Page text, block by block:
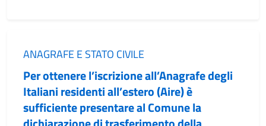
Categoria:
ANAGRAFE E STATO CIVILE
Per ottenere l’iscrizione all’Anagrafe degli
Italiani residenti all’estero (Aire) è
sufficiente presentare al Comune la